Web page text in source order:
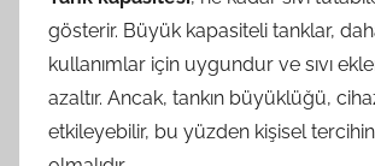
gösterir. Büyük kapasiteli tanklar,
kullanımlar için uygundur ve sıvı
azaltır. Ancak, tankın büyüklüğü,
etkileyebilir, bu yüzden kişisel